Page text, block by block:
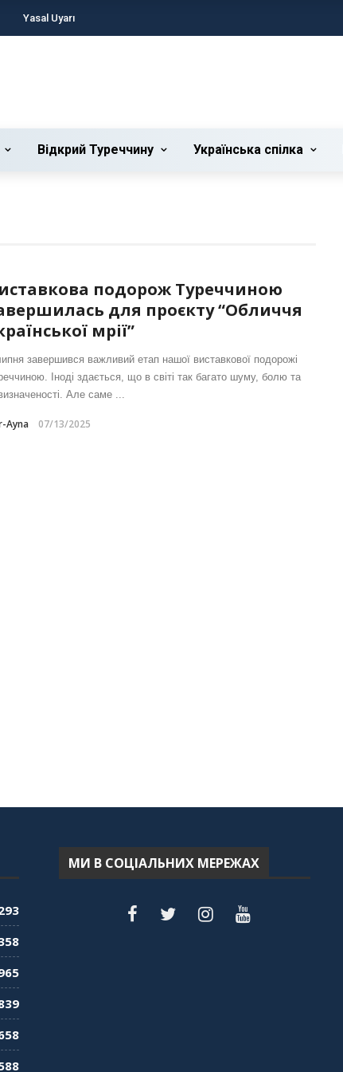
Yasal Uyarı
Відкрий Туреччину Українська cпілка
подорож Туреччиною
для проєкту “Обличчя
мрії”
завершився важливий етап нашої виставкової подорожі
Іноді здається, що в світі так багато шуму, болю та
Але саме ...
Ayna 07/13/2025
МИ В СОЦІАЛЬНИХ МЕРЕЖАХ